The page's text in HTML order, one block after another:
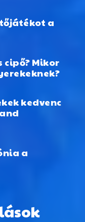
a
Mikor
kedvenc
a